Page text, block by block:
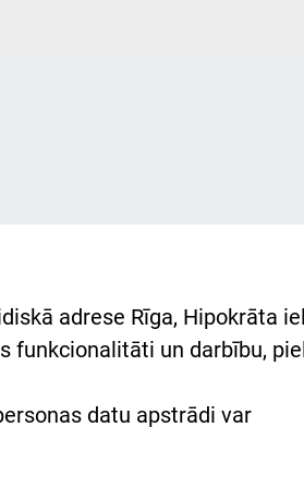
adrese Rīga, Hipokrāta
funkcionalitāti un darbību,
datu apstrādi var